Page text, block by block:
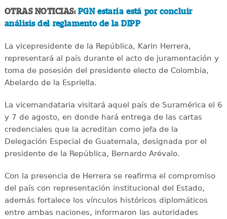
OTRAS NOTICIAS: PGN estaría está por concluir
análisis del reglamento de la DIPP
La vicepresidente de la República, Karin Herrera,
representará al país durante el acto de juramentación y
toma de posesión del presidente electo de Colombia,
Abelardo de la Espriella.
La vicemandataria visitará aquel país de Suramérica el 6
y 7 de agosto, en donde hará entrega de las cartas
credenciales que la acreditan como jefa de la
Delegación Especial de Guatemala, designada por el
presidente de la República, Bernardo Arévalo.
Con la presencia de Herrera se reafirma el compromiso
del país con representación institucional del Estado,
además fortalece los vínculos históricos diplomáticos
entre ambas naciones, informaron las autoridades